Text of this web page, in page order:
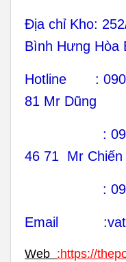
Địa chỉ Kho:
Bình Hưng Hòa
Hotline : 0909
81 Mr Dũng
: 0967 65
46 71 Mr Chiến
: 0934
Email
Web :https://